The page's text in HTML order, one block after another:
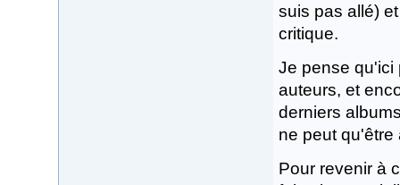
suis pas allé)
critique.
Je pense qu'ici
auteurs, et
derniers
ne peut qu'être
Pour revenir à